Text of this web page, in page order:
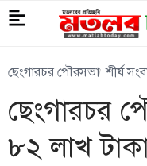
ছেংগারচর পৌরসভা শীর্ষ
ছেংগারচর
৮২ লাখ